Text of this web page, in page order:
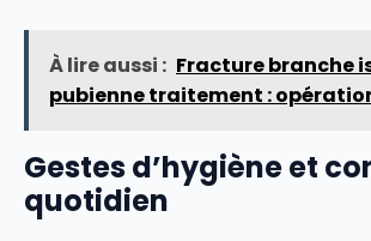
À lire aussi : Fracture branche
pubienne traitement :
Gestes d’hygiène et
quotidien